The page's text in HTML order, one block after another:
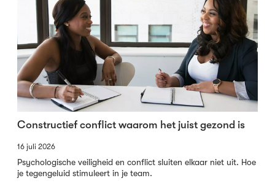
Constructief conflict waarom het juist gezond is
16 juli 2026
Psychologische veiligheid en conflict sluiten elkaar niet uit. Hoe
je tegengeluid stimuleert in je team.